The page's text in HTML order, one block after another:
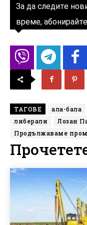
За да следите
време,
ТАГОВЕ ала-бала
либерали
Лозан
Продължаваме